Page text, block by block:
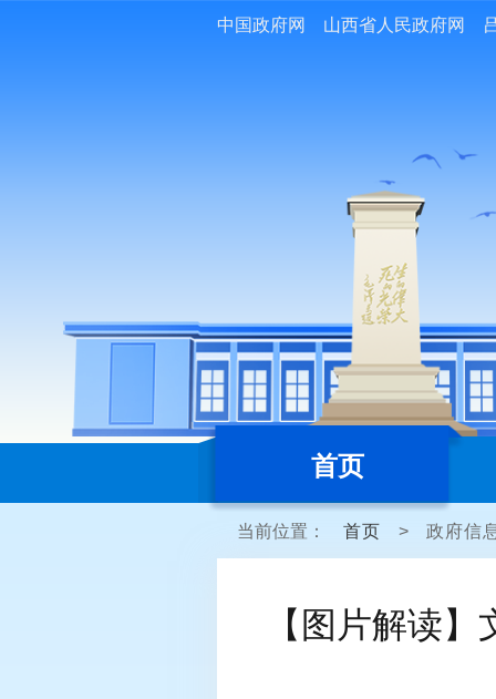
中国政府网 山西省人民政府网
首页
当前位置： 首页 > 政府信
【图片解读